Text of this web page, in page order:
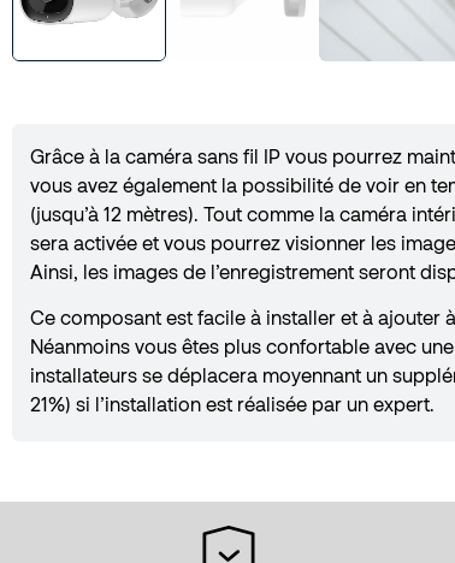
Grâce à la caméra sans fil IP vous pourrez
vous avez également la possibilité de voir en
(jusqu’à 12 mètres). Tout comme la caméra
sera activée et vous pourrez visionner les
Ainsi, les images de l’enregistrement seront
Ce composant est facile à installer et à ajouter
Néanmoins vous êtes plus confortable avec
installateurs se déplacera moyennant un
21%) si l’installation est réalisée par un expert.